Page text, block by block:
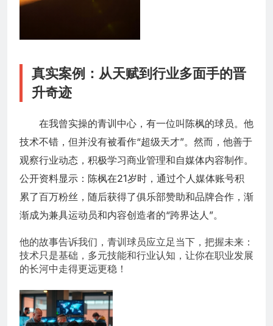
真实案例：从天赋到行业多面手的晋
升奇迹
在我曾实操的青训中心，有一位叫陈枫的球员。他
技术不错，但并没有被看作“超级天才”。然而，他善于
观察行业动态，积极学习商业管理和自媒体内容制作。
公开资料显示：陈枫在21岁时，通过个人媒体账号积
累了百万粉丝，随后获得了俱乐部赞助和品牌合作，渐
渐成为兼具运动员和内容创造者的“跨界达人”。
他的故事告诉我们，青训球员应立足当下，把握未来：
技术只是基础，多元技能和行业认知，让你在职业发展
的长河中走得更远更稳！